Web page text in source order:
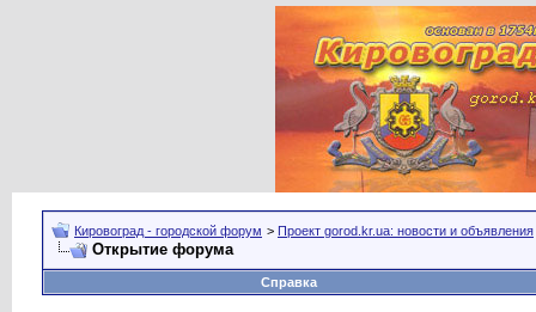
Кировоград - городской форум > Проект gorod.kr.ua: новости и объявления
Открытие форума
Справка